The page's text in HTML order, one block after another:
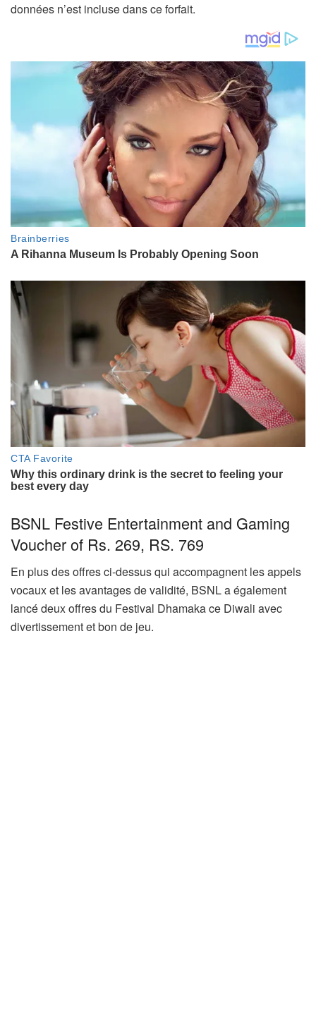
données n’est incluse dans ce forfait.
BSNL Festive Entertainment and Gaming
Voucher of Rs. 269, RS. 769
En plus des offres ci-dessus qui accompagnent les appels
vocaux et les avantages de validité, BSNL a également
lancé deux offres du Festival Dhamaka ce Diwali avec
divertissement et bon de jeu.